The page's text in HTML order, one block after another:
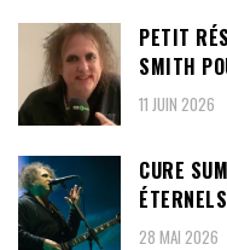
PETIT
SMITH
11 JUIN 2026
CURE
28 MAI 2026